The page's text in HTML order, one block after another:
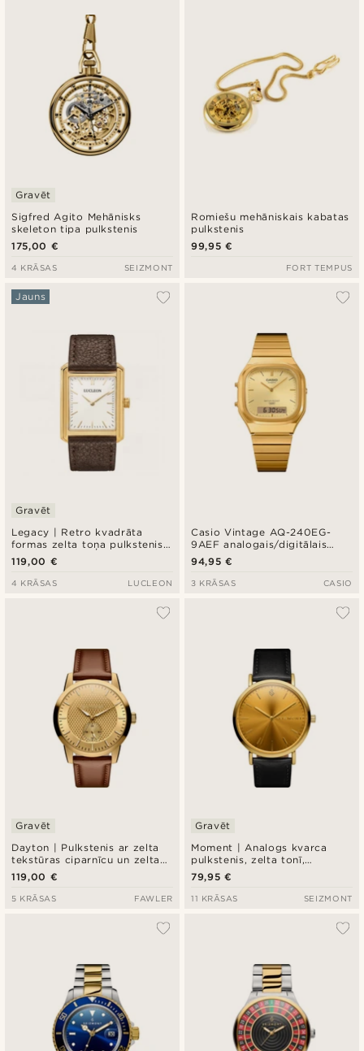
Sigfred Agito Mehānisks
skeleton tipa pulkstenis
Gravēt
175,00 €
4 KRĀSAS SEIZMONT
Romiešu mehāniskais kabatas
pulkstenis
99,95 €
FORT TEMPUS
Legacy | Retro kvadrāta
formas zelta toņa pulkstenis
ar baltu ciparnīcu un tumši
brūnu ādas siksniņu
Jauns
Gravēt
119,00 €
4 KRĀSAS LUCLEON
Casio Vintage AQ-240EG-
9AEF analogais/digitālais
pulkstenis ar sveķu zelta tonī
94,95 €
3 KRĀSAS CASIO
Dayton | Pulkstenis ar zelta
tekstūras ciparnīcu un zelta
toņa nerūsējošā tērauda
apdari
Gravēt
119,00 €
5 KRĀSAS FAWLER
Moment | Analogs kvarca
pulkstenis, zelta tonī,
minimālistisks dizains,
šampanieša krāsas ciparnīca
un melna neilona siksniņa
Gravēt
79,95 €
11 KRĀSAS SEIZMONT